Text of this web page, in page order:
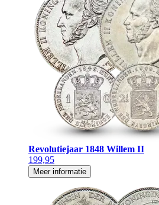
Revolutiejaar 1848 Willem II
199,95
Meer informatie